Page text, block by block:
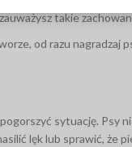
takie
od razu nagradzaj
sytuację. Psy
lęk lub sprawić, że